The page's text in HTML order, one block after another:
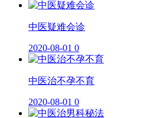
中医疑难会诊
2020-08-01 0
中医治不孕不育
2020-08-01 0